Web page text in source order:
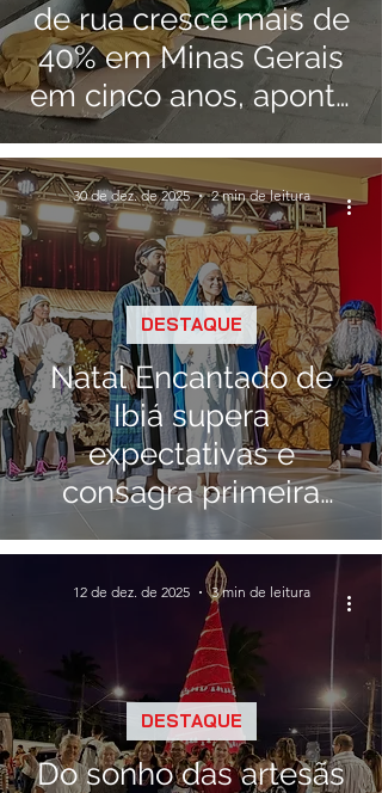
de rua cresce mais de
40% em Minas Gerais
em cinco anos, aponta
estudo da UFMG
Natal Encantado de
Ibiá supera
expectativas e
consagra primeira
edição
DESTAQUE
30 de dez. de 2025 2 min de leitura
Do sonho das artesãs
DESTAQUE
12 de dez. de 2025 3 min de leitura